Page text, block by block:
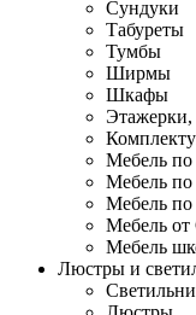
Сундуки
Табуреты
Тумбы
Ширмы
Шкафы
Этажерки,
Мебель
Мебель по
Мебель по
Мебель от
Мебель
Люстры и